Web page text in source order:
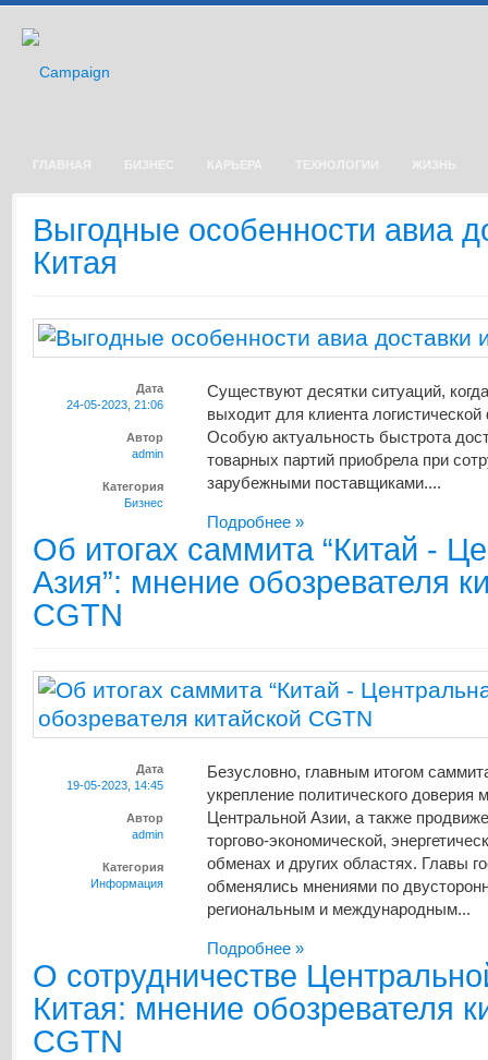
ГЛАВНАЯ БИЗНЕС КАРЬЕРА ТЕХНОЛОГИИ ЖИЗНЬ
Выгодные особенности авиа
Китая
Дата
24-05-2023, 21:06
Автор
admin
Категория
Бизнес
Существуют десятки ситуаций,
выходит для клиента
Особую актуальность быстрота
товарных партий приобрела при
зарубежными поставщиками....
Подробнее »
Об итогах саммита “Китай -
Азия”: мнение обозревателя
CGTN
Дата
19-05-2023, 14:45
Автор
admin
Категория
Информация
Безусловно, главным итогом
укрепление политического доверия
Центральной Азии, а также
торгово-экономической,
обменах и других областях. Главы
обменялись мнениями по
региональным и международным...
Подробнее »
О сотрудничестве
Китая: мнение обозревателя
CGTN